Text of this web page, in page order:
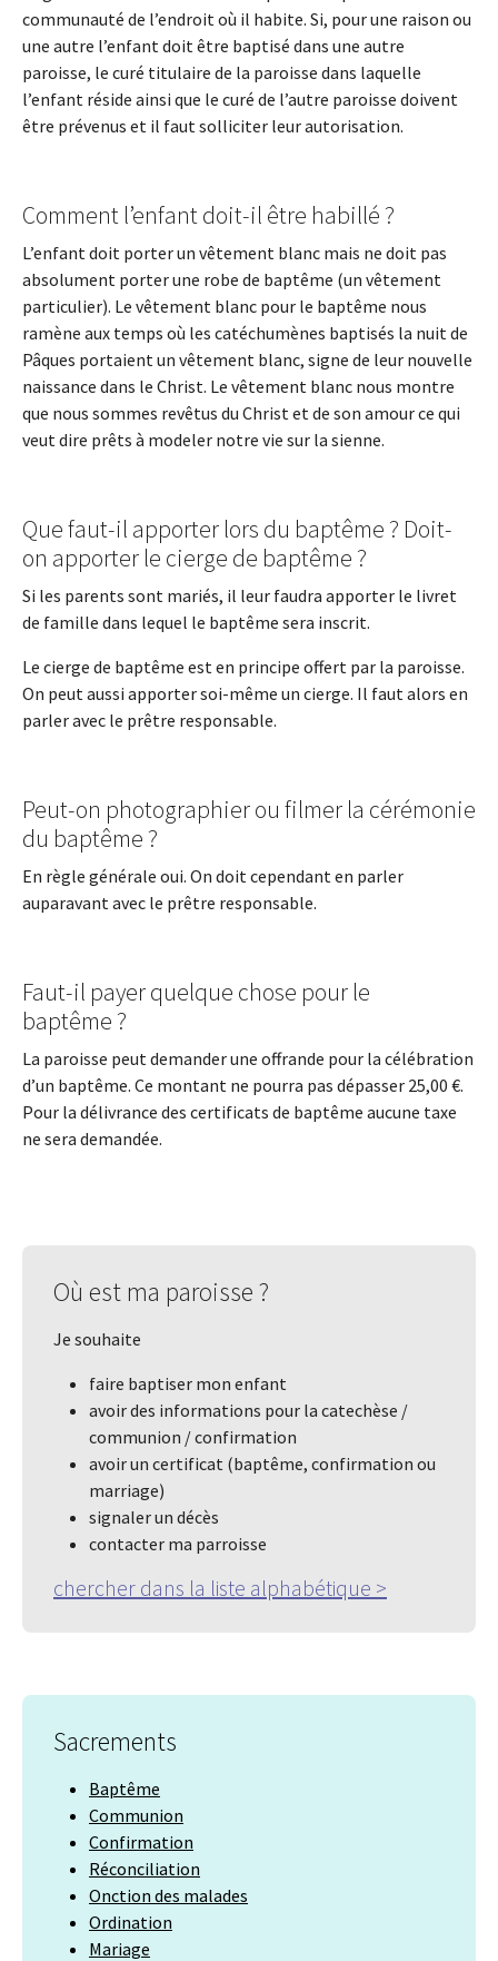
communauté de l’endroit où il habite. Si, pour une raison ou
une autre l’enfant doit être baptisé dans une autre
paroisse, le curé titulaire de la paroisse dans laquelle
l’enfant réside ainsi que le curé de l’autre paroisse doivent
être prévenus et il faut solliciter leur autorisation.
Comment l’enfant doit-il être habillé ?
L’enfant doit porter un vêtement blanc mais ne doit pas
absolument porter une robe de baptême (un vêtement
particulier). Le vêtement blanc pour le baptême nous
ramène aux temps où les catéchumènes baptisés la nuit de
Pâques portaient un vêtement blanc, signe de leur nouvelle
naissance dans le Christ. Le vêtement blanc nous montre
que nous sommes revêtus du Christ et de son amour ce qui
veut dire prêts à modeler notre vie sur la sienne.
Que faut-il apporter lors du baptême ? Doit-
on apporter le cierge de baptême ?
Si les parents sont mariés, il leur faudra apporter le livret
de famille dans lequel le baptême sera inscrit.
Le cierge de baptême est en principe offert par la paroisse.
On peut aussi apporter soi-même un cierge. Il faut alors en
parler avec le prêtre responsable.
Peut-on photographier ou filmer la cérémonie
du baptême ?
En règle générale oui. On doit cependant en parler
auparavant avec le prêtre responsable.
Faut-il payer quelque chose pour le
baptême ?
La paroisse peut demander une offrande pour la célébration
d’un baptême. Ce montant ne pourra pas dépasser 25,00 €.
Pour la délivrance des certificats de baptême aucune taxe
ne sera demandée.
Où est ma paroisse ?
Je souhaite
faire baptiser mon enfant
avoir des informations pour la catechèse /
communion / confirmation
avoir un certificat (baptême, confirmation ou
marriage)
signaler un décès
contacter ma parroisse
chercher dans la liste alphabétique >
Sacrements
Baptême
Communion
Confirmation
Réconciliation
Onction des malades
Ordination
Mariage